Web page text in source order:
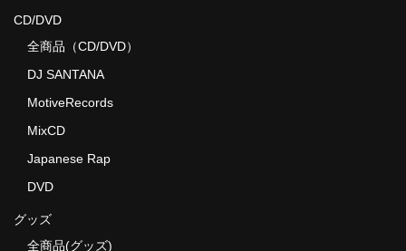
CD/DVD
全商品（CD/DVD）
DJ SANTANA
MotiveRecords
MixCD
Japanese Rap
DVD
グッズ
全商品(グッズ)